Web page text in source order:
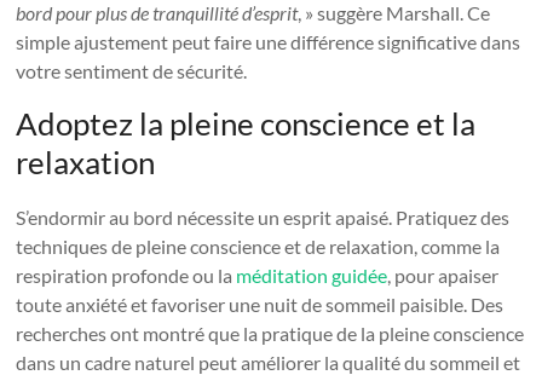
bord pour plus de tranquillité d’esprit, » suggère Marshall. Ce
simple ajustement peut faire une différence significative dans
votre sentiment de sécurité.
Adoptez la pleine conscience et la
relaxation
S’endormir au bord nécessite un esprit apaisé. Pratiquez des
techniques de pleine conscience et de relaxation, comme la
respiration profonde ou la méditation guidée, pour apaiser
toute anxiété et favoriser une nuit de sommeil paisible. Des
recherches ont montré que la pratique de la pleine conscience
dans un cadre naturel peut améliorer la qualité du sommeil et